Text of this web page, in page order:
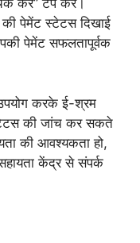
करें” टैप करें।
पेमेंट स्टेटस दिखाई
पेमेंट सफलतापूर्वक
करके ई-श्रम
की जांच कर सकते
की आवश्यकता हो,
केंद्र से संपर्क